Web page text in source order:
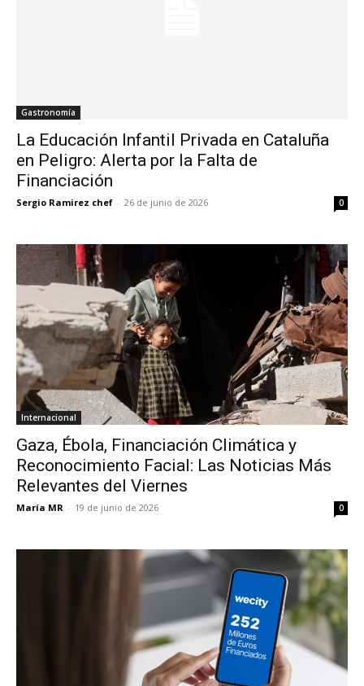
Gastronomía
La Educación Infantil Privada en Cataluña
en Peligro: Alerta por la Falta de
Financiación
Sergio Ramirez chef - 26 de junio de 2026 0
Internacional
Gaza, Ébola, Financiación Climática y
Reconocimiento Facial: Las Noticias Más
Relevantes del Viernes
María MR - 19 de junio de 2026 0